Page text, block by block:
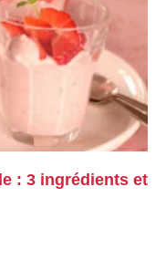
: 3 ingrédients et